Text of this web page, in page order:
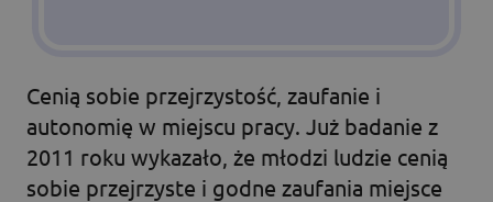
Cenią sobie przejrzystość, zaufanie i
autonomię w miejscu pracy. Już badanie z
2011 roku wykazało, że młodzi ludzie cenią
sobie przejrzyste i godne zaufania miejsce